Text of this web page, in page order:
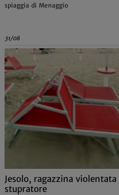
spiaggia di Menaggio
31/08
Jesolo, ragazzina
stupratore